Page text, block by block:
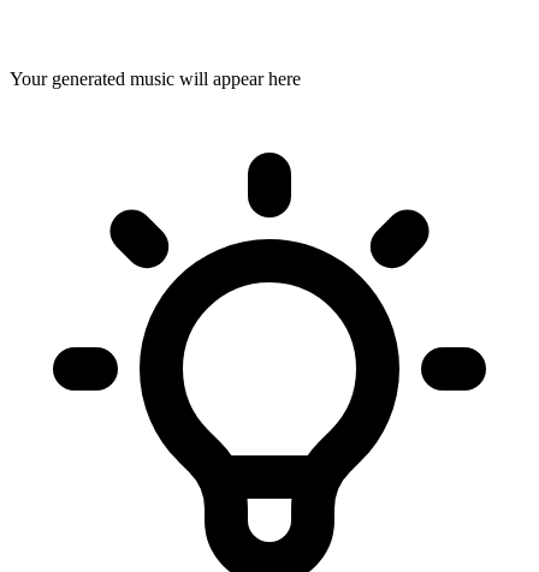
Your generated music will appear here